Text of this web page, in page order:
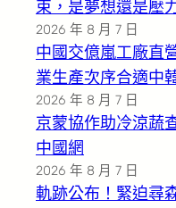
束，是夢想還是壓
2026 年 8 月 7 日
中國交億嵐工廠直
業生產次序合適中
2026 年 8 月 7 日
京蒙協作助冷涼蔬
中國網
2026 年 8 月 7 日
軌跡公布！緊迫尋